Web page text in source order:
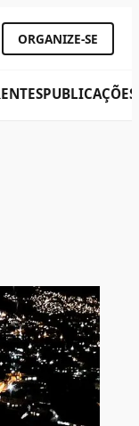
ORGANIZE-SE
PUBLICAÇÕES